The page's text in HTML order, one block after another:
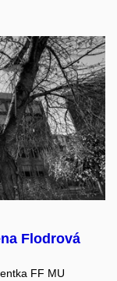
Flodrová
FF MU